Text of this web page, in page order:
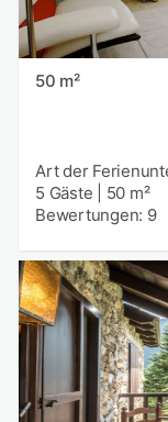
50 m²
Art der
5 Gäste
50 m²
Bewertungen: 9